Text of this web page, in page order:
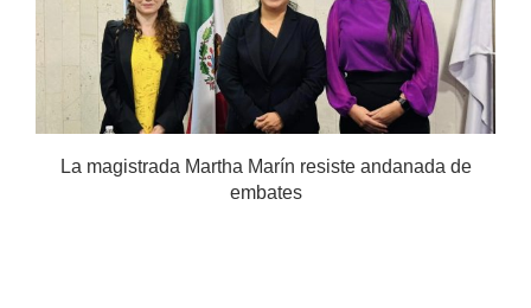
La magistrada Martha Marín resiste andanada de
embates